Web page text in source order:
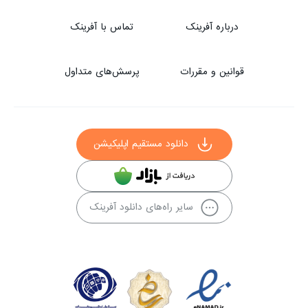
درباره آفرینک تماس با آفرینک
قوانین و مقررات پرسش‌های متداول
دانلود مستقیم اپلیکیشن
سایر راه‌های دانلود آفرینک